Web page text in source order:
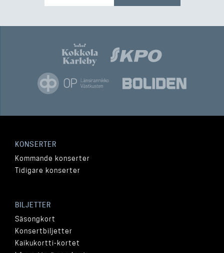
KONSERTER
Kommande konserter
Tidigare konserter
BILJETTER
Säsongkort
Konsertbiljetter
Kaikukortti-kortet